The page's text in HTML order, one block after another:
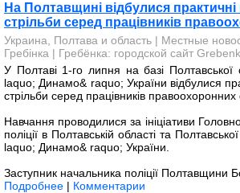
На Полтавщині відбулися практичні
стрільби серед працівників
Украина, Полтава и область | Местные
Гребінка | Гребёнка: городской сайт
У Полтаві 1-го липня на базі Полтавської
laquo; Динамо& raquo; України відбулися
стрільби серед працівників правоохоронних
Навчання проводилися за ініціативи
поліції в Полтавській області та
laquo; Динамо& raquo; України.
Заступник начальника поліції Полтавщини
Подробнее | Комментарии